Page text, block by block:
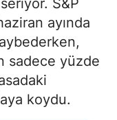
ayında
sadece yüzde
koydu.